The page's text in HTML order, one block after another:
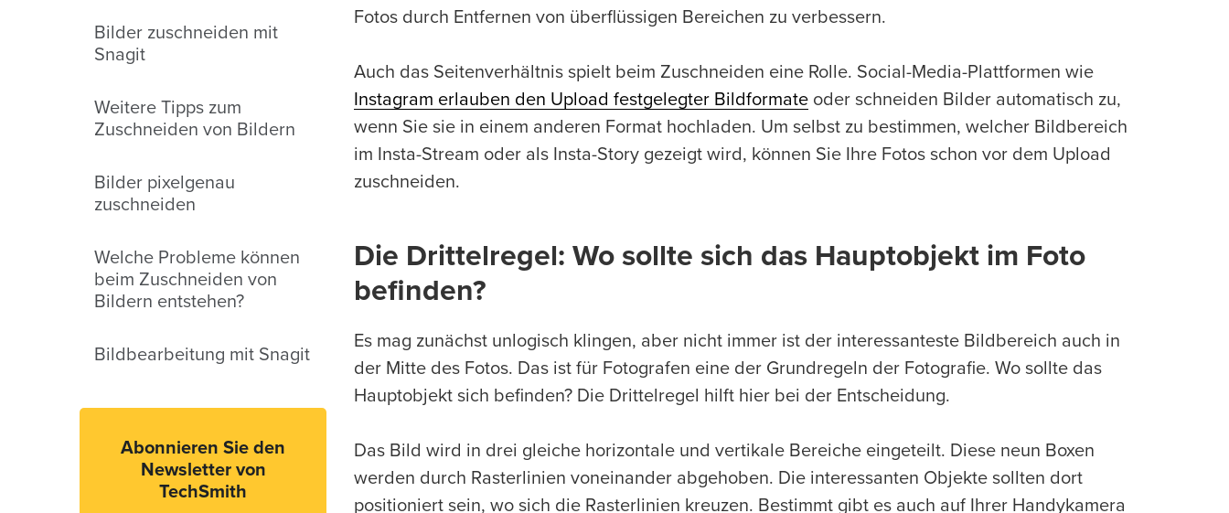
Bilder zuschneiden mit
Snagit
Weitere Tipps zum
Zuschneiden von Bildern
Bilder pixelgenau
zuschneiden
Welche Probleme können
beim Zuschneiden von
Bildern entstehen?
Bildbearbeitung mit Snagit
Abonnieren Sie den
Newsletter von
TechSmith
Fotos durch Entfernen von überflüssigen Bereichen zu verbessern.
Auch das Seitenverhältnis spielt beim Zuschneiden eine Rolle. Social-Media-Plattformen wie
Instagram erlauben den Upload festgelegter Bildformate oder schneiden Bilder automatisch zu,
wenn Sie sie in einem anderen Format hochladen. Um selbst zu bestimmen, welcher Bildbereich
im Insta-Stream oder als Insta-Story gezeigt wird, können Sie Ihre Fotos schon vor dem Upload
zuschneiden.
Die Drittelregel: Wo sollte sich das Hauptobjekt im Foto
befinden?
Es mag zunächst unlogisch klingen, aber nicht immer ist der interessanteste Bildbereich auch in
der Mitte des Fotos. Das ist für Fotografen eine der Grundregeln der Fotografie. Wo sollte das
Hauptobjekt sich befinden? Die Drittelregel hilft hier bei der Entscheidung.
Das Bild wird in drei gleiche horizontale und vertikale Bereiche eingeteilt. Diese neun Boxen
werden durch Rasterlinien voneinander abgehoben. Die interessanten Objekte sollten dort
positioniert sein, wo sich die Rasterlinien kreuzen. Bestimmt gibt es auch auf Ihrer Handykamera